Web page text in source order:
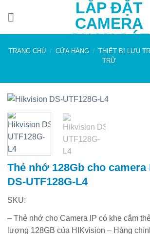
LẮP ĐẶT
CAMERA
QUAN SÁT
TRANG CHỦ / CỬA HÀNG / THIẾT BỊ LƯU
TRỮ
Thẻ nhớ 128Gb cho
DS-UTF128G-L4
SKU:
– Thẻ nhớ cho Camera IP có khe cắm
lượng 128GB của HIKvision – Hàng